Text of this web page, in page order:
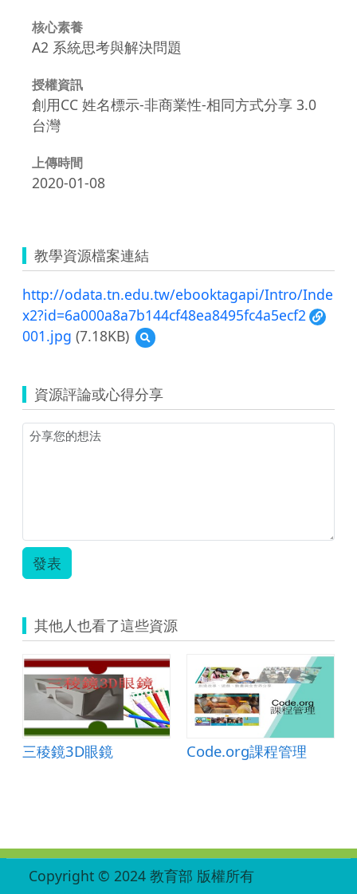
核心素養
A2 系統思考與解決問題
授權資訊
創用CC 姓名標示-非商業性-相同方式分享 3.0
台灣
上傳時間
2020-01-08
教學資源檔案連結
http://odata.tn.edu.tw/ebooktagapi/Intro/Inde
x2?id=6a000a8a7b144cf48ea8495fc4a5ecf2
001.jpg (7.18KB)
預
覽
資源評論或心得分享
發表
其他人也看了這些資源
三稜鏡3D眼鏡 Code.org課程管理
Copyright © 2024 教育部 版權所有